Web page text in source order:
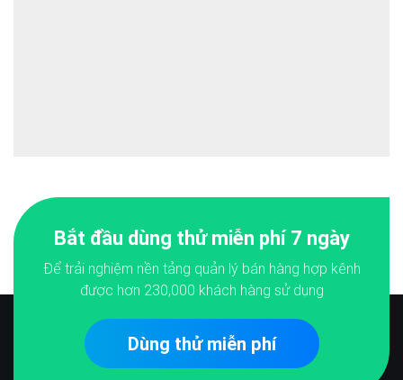
Bắt đầu dùng thử miễn phí 7 ngày
Để trải nghiệm nền tảng quản lý bán hàng hợp kênh
được hơn 230,000 khách hàng sử dụng
Dùng thử miễn phí